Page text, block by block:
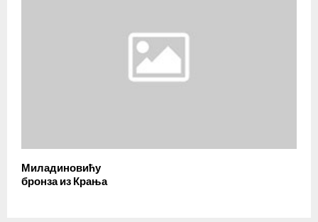
Миладиновићу
бронза из Крања